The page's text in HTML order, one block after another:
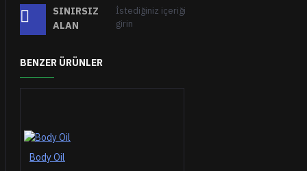
SINIRSIZ
ALAN
İstediğiniz içeriği
girin
BENZER ÜRÜNLER
Body Oil